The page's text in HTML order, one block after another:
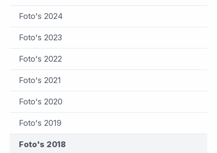
Foto's 2024
Foto's 2023
Foto's 2022
Foto's 2021
Foto's 2020
Foto's 2019
Foto's 2018